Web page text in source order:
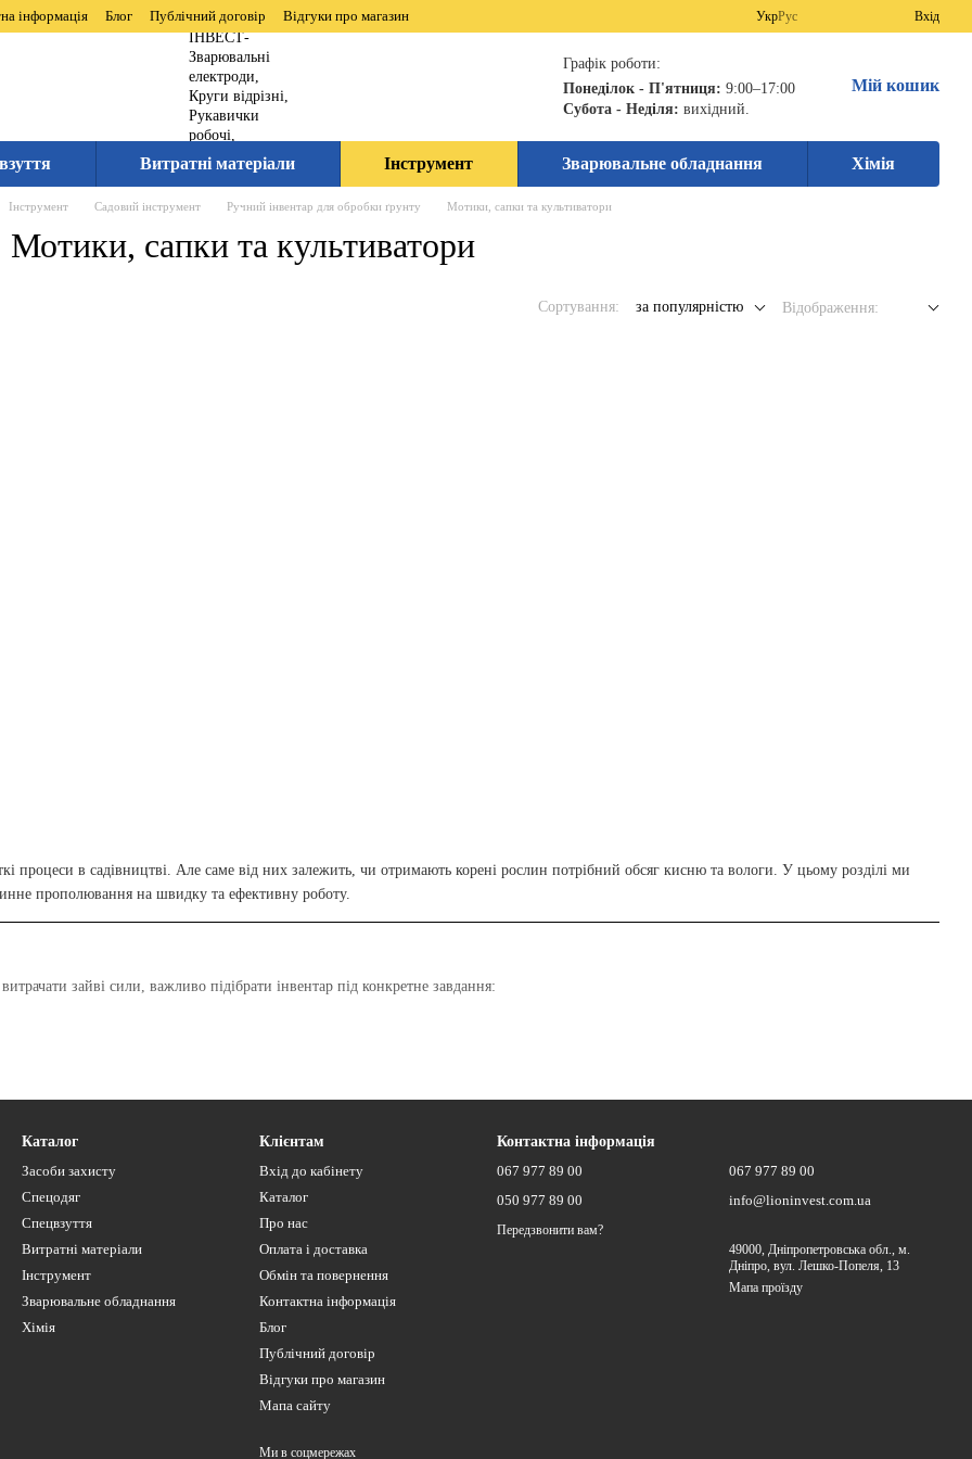
інформація Блог Публічний договір Відгуки про магазин УкрРус Вхід
Графік роботи:
Понеділок - П'ятниця: 9:00–17:00
Субота - Неділя: вихідний.
Мій кошик
Витратні матеріали Інструмент Зварювальне обладнання Хімія
Інструмент Садовий інструмент Ручний інвентар для обробки ґрунту Мотики, сапки та культиватори
Мотики, сапки та культиватори
Сортування: за популярністю Відображення:
процеси в садівництві. Але саме від них залежить, чи отримають корені рослин потрібний обсяг кисню та вологи. У цьому розділі ми
прополювання на швидку та ефективну роботу.
зайві сили, важливо підібрати інвентар під конкретне завдання:
розбивають тверду кірку після поливу.
При русі вони «перемелюють» верхній шар, одночасно зрізаючи дрібну траву. Ідеальні для обробки великих площ м'якого ґрунту.
яка довго тримає заточку навіть при роботі в кам'янистому ґрунті.
входити в землю під власною вагою, але не занадто масивною, щоб не перевантажувати руки.
Каталог
Засоби захисту
Спецодяг
Спецвзуття
Витратні матеріали
Інструмент
Зварювальне обладнання
Хімія
Клієнтам
Вхід до кабінету
Каталог
Про нас
Оплата і доставка
Обмін та повернення
Контактна інформація
Блог
Публічний договір
Відгуки про магазин
Мапа сайту
Ми в соцмережах
Контактна інформація
067 977 89 00
050 977 89 00
Передзвонити вам?
067 977 89 00
info@lioninvest.com.ua
49000, Дніпропетровська обл., м.
Дніпро, вул. Лешко-Попеля, 13
Мапа проїзду